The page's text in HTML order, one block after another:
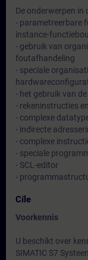
De onderwerpen in
- parametreerbare
instance-
- gebruik van
foutafhandeling
- speciale
- het gebruik van
- rekeninstructies
- complexe
- indirecte
- complexe
- speciale
- SCL-editor
-
Cíle
Voorkennis
U beschikt over
SIMATIC S7